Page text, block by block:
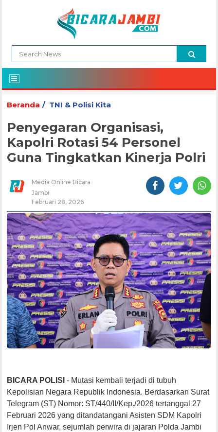
Beranda TNI & Polisi Kita
Penyegaran Organisasi,
Kapolri Rotasi 54 Personel
Guna Tingkatkan Kinerja Polri
Media Online Bicara
Jambi
Februari 28, 2026
BICARA POLISI- Mutasi kembali terjadi di tubuh
Kepolisian Negara Republik Indonesia. Berdasarkan Surat
Telegram (ST) Nomor: ST/440/II/Kep./2026 tertanggal 27
Februari 2026 yang ditandatangani Asisten SDM Kapolri
Irjen Pol Anwar, sejumlah perwira di jajaran Polda Jambi